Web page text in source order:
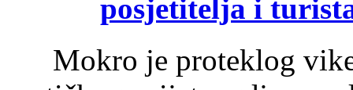
posjetitelja i
Mokro je proteklog